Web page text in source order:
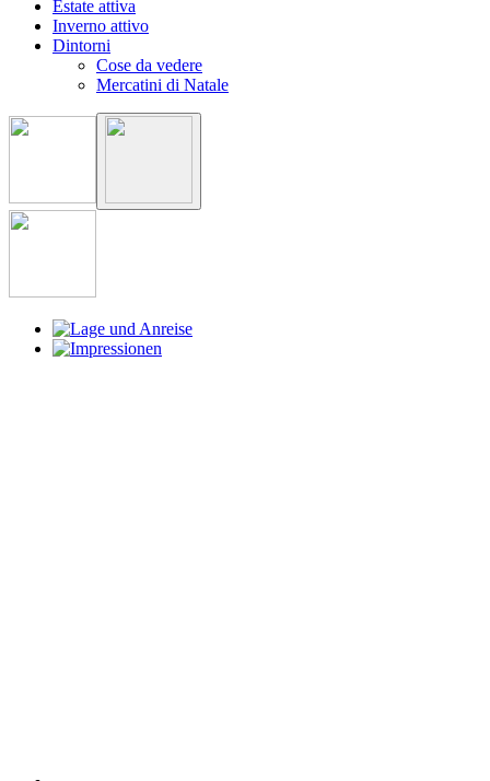
Estate attiva
Inverno attivo
Dintorni
Cose da vedere
Mercatini di Natale